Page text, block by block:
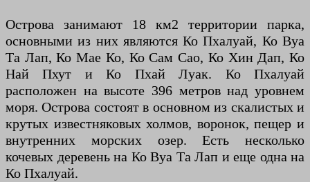
Острова занимают 18 км2 территории парка,
основными из них являются Ко Пхалуай, Ко Вуа
Та Лап, Ко Мае Ко, Ко Сам Сао, Ко Хин Дап, Ко
Най Пхут и Ко Пхай Луак. Ко Пхалуай
расположен на высоте 396 метров над уровнем
моря. Острова состоят в основном из скалистых и
крутых известняковых холмов, воронок, пещер и
внутренних морских озер. Есть несколько
кочевых деревень на Ко Вуа Та Лап и еще одна на
Ко Пхалуай.